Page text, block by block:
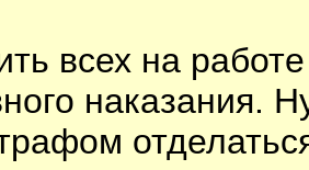
всех на
наказания.